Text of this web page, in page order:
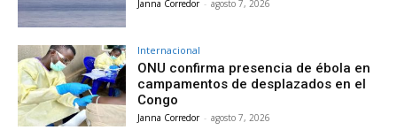
Janna Corredor - agosto 7, 2026
Internacional
ONU confirma presencia de ébola en
campamentos de desplazados en el
Congo
Janna Corredor - agosto 7, 2026